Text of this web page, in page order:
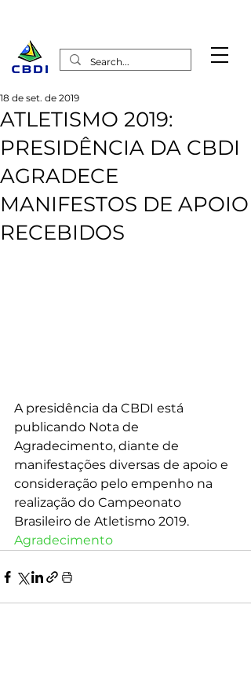
ATLETISMO 2019:
PRESIDÊNCIA DA CBDI
AGRADECE
MANIFESTOS DE APOIO
RECEBIDOS
18 de set. de 2019
A presidência da CBDI está
publicando Nota de
Agradecimento, diante de
manifestações diversas de apoio e
consideração pelo empenho na
realização do Campeonato
Brasileiro de Atletismo 2019.
Agradecimento